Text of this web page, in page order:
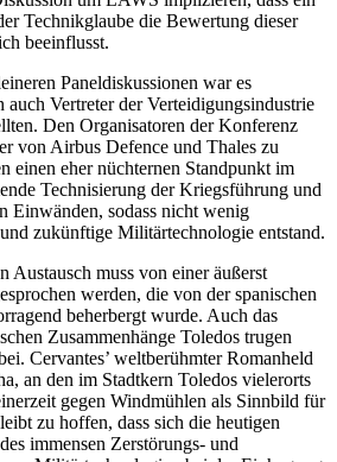
Technikglaube die Bewertung dieser
beeinflusst.
Paneldiskussionen war es
auch Vertreter der Verteidigungsindustrie
Den Organisatoren der Konferenz
von Airbus Defence und Thales zu
einen eher nüchternen Standpunkt im
Technisierung der Kriegsführung und
Einwänden, sodass nicht wenig
zukünftige Militärtechnologie entstand.
Austausch muss von einer äußerst
werden, die von der spanischen
beherbergt wurde. Auch das
Zusammenhänge Toledos trugen
Cervantes’ weltberühmter Romanheld
an den im Stadtkern Toledos vielerorts
gegen Windmühlen als Sinnbild für
zu hoffen, dass sich die heutigen
immensen Zerstörungs- und